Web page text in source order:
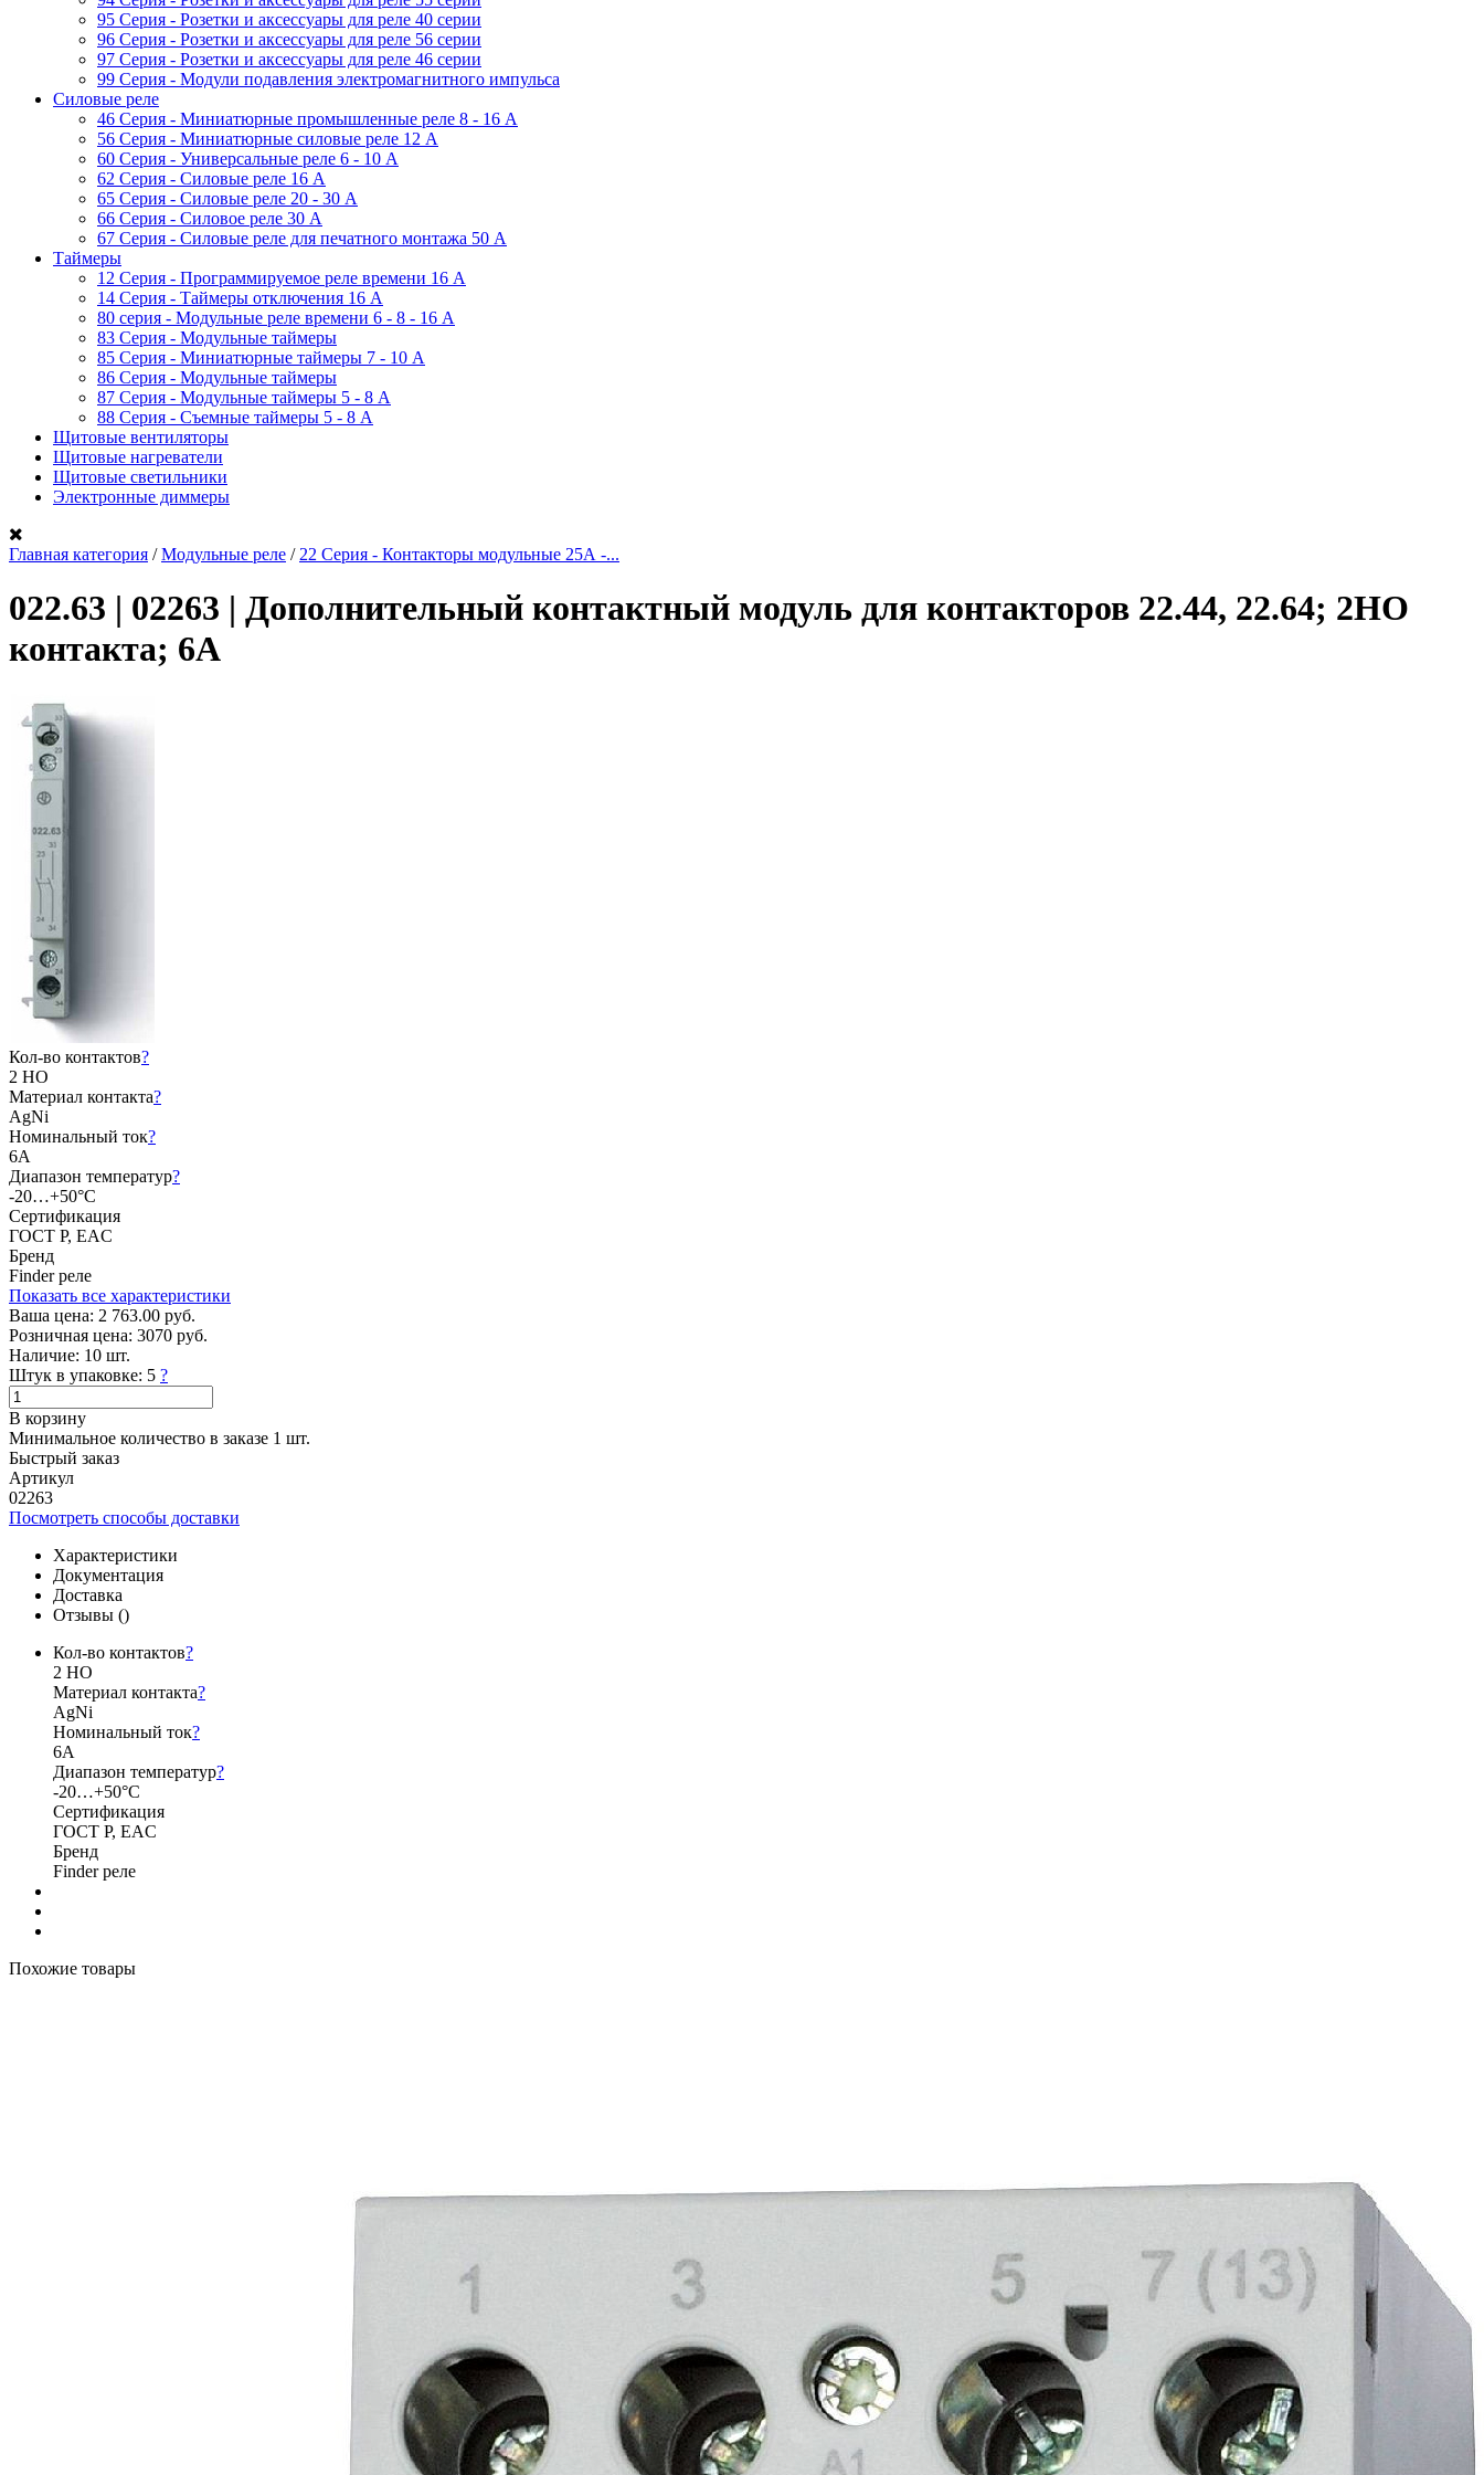
95 Серия - Розетки и аксессуары для реле 40 серии
96 Серия - Розетки и аксессуары для реле 56 cерии
97 Серия - Розетки и аксессуары для реле 46 cерии
99 Серия - Модули подавления электромагнитного импульса
Силовые реле
46 Серия - Миниатюрные промышленные реле 8 - 16 A
56 Серия - Миниатюрные силовые реле 12 A
60 Серия - Универсальные реле 6 - 10 A
62 Серия - Силовые реле 16 A
65 Серия - Силовые реле 20 - 30 A
66 Серия - Силовое реле 30 A
67 Серия - Силовые реле для печатного монтажа 50 А
Таймеры
12 Серия - Программируемое реле времени 16 A
14 Серия - Таймеры отключения 16 A
80 серия - Модульные реле времени 6 - 8 - 16 A
83 Серия - Модульные таймеры
85 Серия - Миниатюрные таймеры 7 - 10 A
86 Серия - Модульные таймеры
87 Серия - Модульные таймеры 5 - 8 А
88 Серия - Съемные таймеры 5 - 8 A
Щитовые вентиляторы
Щитовые нагреватели
Щитовые светильники
Электронные диммеры
Главная категория / Модульные реле / 22 Серия - Контакторы модульные 25А -...
022.63 | 02263 | Дополнительный контактный модуль для контакторов 22.44, 22.64; 2НО
контакта; 6А
Кол-во контактов?
2 НО
Материал контакта?
AgNi
Номинальный ток?
6А
Диапазон температур?
-20…+50°C
Сертификация
ГОСТ Р, EAC
Бренд
Finder реле
Показать все характеристики
Ваша цена: 2 763.00 руб.
Розничная цена: 3070 руб.
Наличие: 10 шт.
Штук в упаковке: 5 ?
В корзину
Минимальное количество в заказе 1 шт.
Быстрый заказ
Артикул
02263
Посмотреть способы доставки
Характеристики
Документация
Доставка
Отзывы ()
Кол-во контактов?
2 НО
Материал контакта?
AgNi
Номинальный ток?
6А
Диапазон температур?
-20…+50°C
Сертификация
ГОСТ Р, EAC
Бренд
Finder реле
Похожие товары